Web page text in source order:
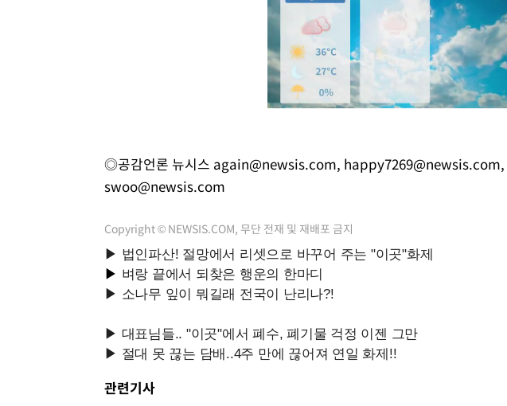
Mute
◎공감언론 뉴시스 again@newsis.com, happy7269@newsis.com,
swoo@newsis.com
Copyright © NEWSIS.COM, 무단 전재 및 재배포 금지
관련기사